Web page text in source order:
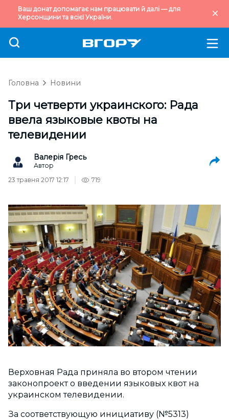
Ваш донат допомагає нам працювати й далі — для
Херсонщини та всієї України.
Головна Новини
Три четверти украинского: Рада
ввела языковые квоты на
телевидении
Валерія Гресь
Автор
23 травня 2017 12:17
719
Верховная Рада приняла во втором чтении
законопроект о введении языковых квот на
украинском телевидении.
За соответствующую инициативу (№5313)